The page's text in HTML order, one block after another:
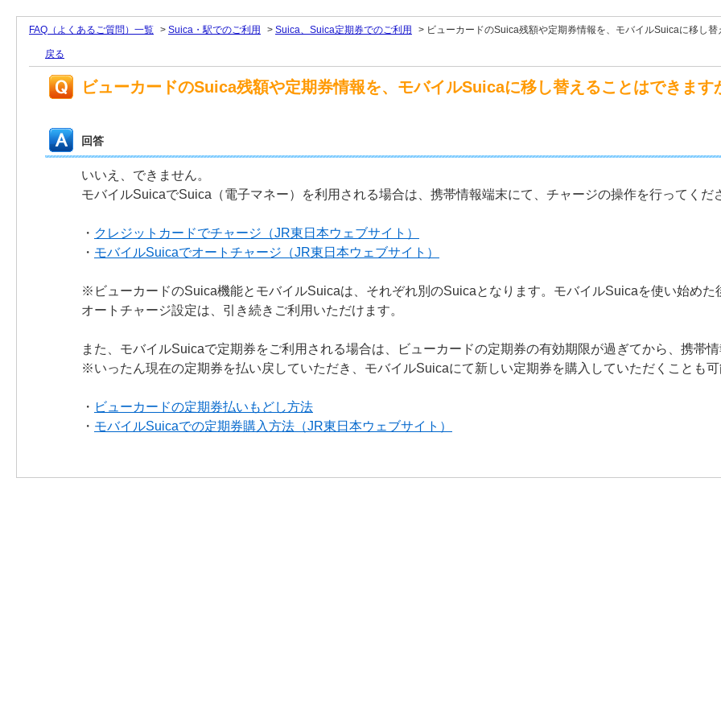
FAQ（よくあるご質問）一覧 > Suica・駅でのご利用 > Suica、Suica定期券でのご利用 > ビューカードのSuica残額や定期券情報を、モバイルSuicaに移し替
戻る
ビューカードのSuica残額や定期券情報を、モバイルSuicaに移し替えることはできます
回答
いいえ、できません。
モバイルSuicaでSuica（電子マネー）を利用される場合は、携帯情報端末にて、チャージの操作を行ってくだ
・ クレジットカードでチャージ（JR東日本ウェブサイト）
・ モバイルSuicaでオートチャージ（JR東日本ウェブサイト）
※ビューカードのSuica機能とモバイルSuicaは、それぞれ別のSuicaとなります。モバイルSuicaを使い始め
オートチャージ設定は、引き続きご利用いただけます。
また、モバイルSuicaで定期券をご利用される場合は、ビューカードの定期券の有効期限が過ぎてから、携帯
※いったん現在の定期券を払い戻していただき、モバイルSuicaにて新しい定期券を購入していただくことも可
・ ビューカードの定期券払いもどし方法
・ モバイルSuicaでの定期券購入方法（JR東日本ウェブサイト）